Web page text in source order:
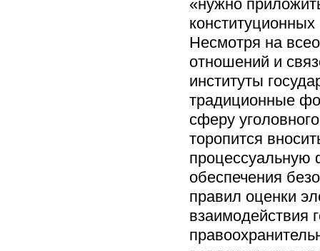
«нужно
Несмотря на
отношений и
институты
традиционные
сферу
торопится
процессуальную
обеспечения
правил оценки
взаимодействия